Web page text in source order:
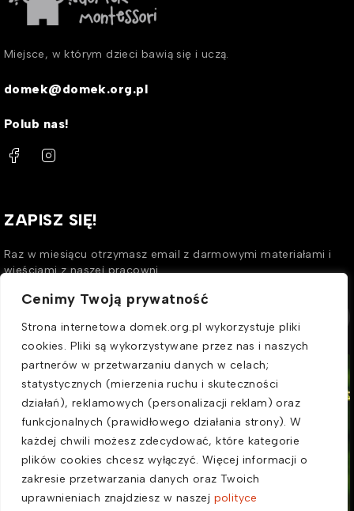
Cenimy Twoją prywatność
Strona internetowa domek.org.pl wykorzystuje pliki
cookies. Pliki są wykorzystywane przez nas i naszych
partnerów w przetwarzaniu danych w celach;
statystycznych (mierzenia ruchu i skuteczności
działań), reklamowych (personalizacji reklam) oraz
funkcjonalnych (prawidłowego działania strony). W
każdej chwili możesz zdecydować, które kategorie
plików cookies chcesz wyłączyć. Więcej informacji o
zakresie przetwarzania danych oraz Twoich
uprawnieniach znajdziesz w naszej polityce
Miejsce, w którym dzieci bawią się i uczą.
domek@domek.org.pl
Polub nas!
ZAPISZ SIĘ!
Raz w miesiącu otrzymasz email z darmowymi materiałami i
wieściami z naszej pracowni.
Wspieramy